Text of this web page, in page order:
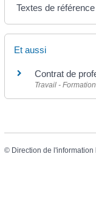
Textes de référence
Et aussi
Contrat de
Travail - Formation
© Direction de